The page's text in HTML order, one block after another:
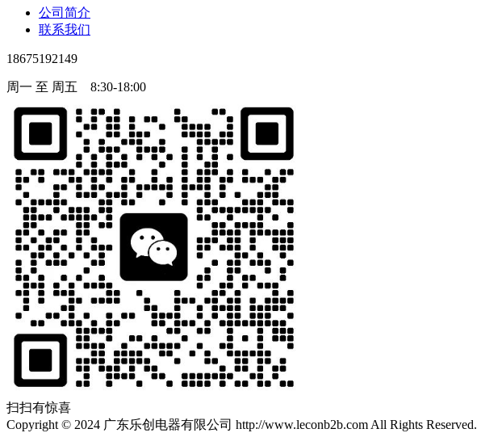
公司简介
联系我们
18675192149
周一 至 周五 8:30-18:00
扫扫有惊喜
Copyright © 2024 广东乐创电器有限公司 http://www.leconb2b.com All Rights Reserved.